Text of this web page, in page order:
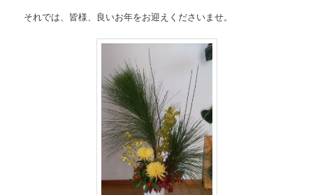
それでは、皆様、良いお年をお迎えくださいませ。